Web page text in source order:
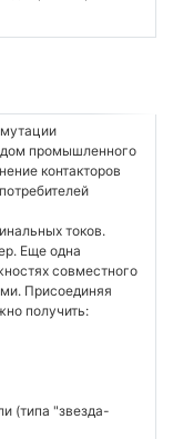
промышленного
контакторов
токов.
Еще одна
совместного
Присоединяя
получить:
(типа "звезда-